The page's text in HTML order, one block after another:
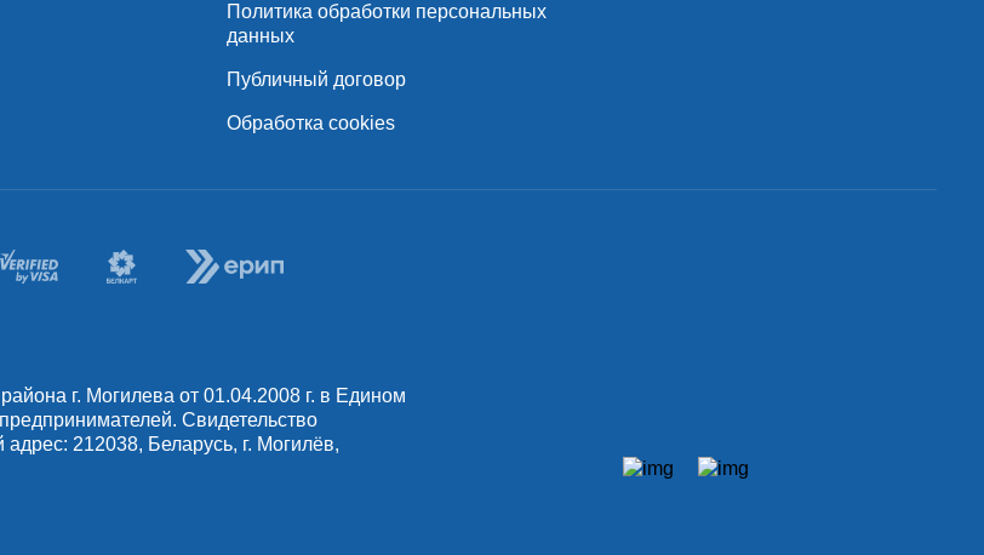
Политика обработки персональных
данных
Публичный договор
Обработка cookies
г. Могилева от 01.04.2008 г. в Едином
Свидетельство
212038, Беларусь, г. Могилёв,